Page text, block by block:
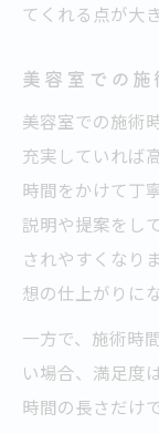
てくれる点が大
美容室での
美容室での施術
充実していれば
時間をかけて丁
説明や提案をし
されやすくなり
想の仕上がりに
一方で、施術時
い場合、満足度
時間の長さだけ